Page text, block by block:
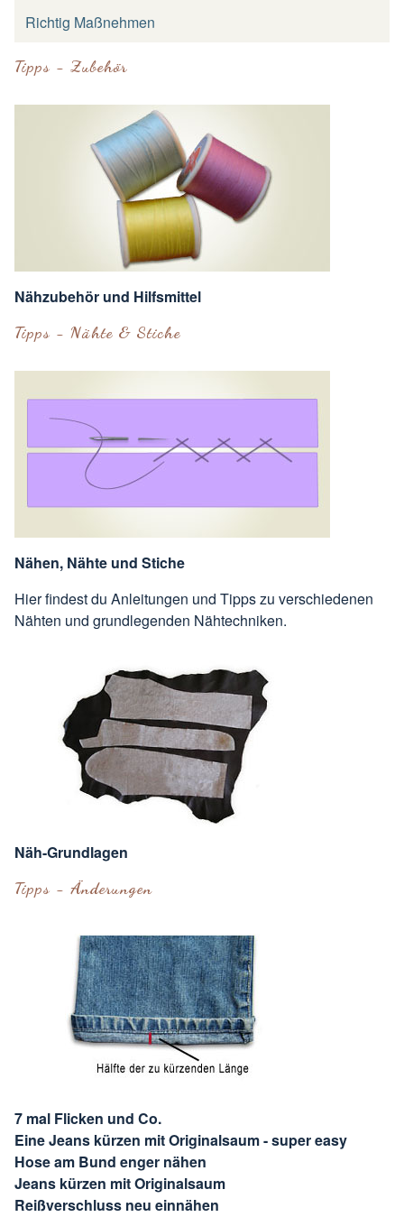
Richtig Maßnehmen
Tipps - Zubehör
Nähzubehör und Hilfsmittel
Tipps - Nähte & Stiche
Nähen, Nähte und Stiche
Hier findest du Anleitungen und Tipps zu verschiedenen
Nähten und grundlegenden Nähtechniken.
Näh-Grundlagen
Tipps - Änderungen
7 mal Flicken und Co.
Eine Jeans kürzen mit Originalsaum - super easy
Hose am Bund enger nähen
Jeans kürzen mit Originalsaum
Reißverschluss neu einnähen